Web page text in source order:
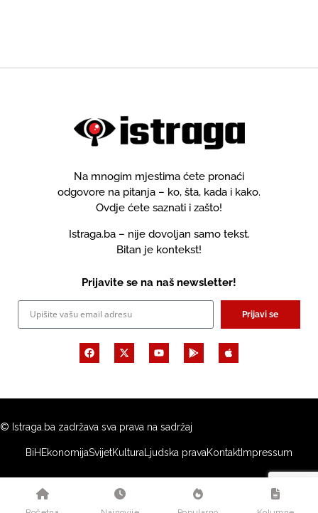
Na mnogim mjestima ćete pronaći
odgovore na pitanja – ko, šta, kada i kako.
Ovdje ćete saznati i zašto!
Istraga.ba – nije dovoljan samo tekst.
Bitan je kontekst!
Prijavite se na naš newsletter!
Prijavi se
© Istraga.ba zadržava sva prava na sadržaj
BiH EkonomijaSvijetKultura Ljudska pravaKontakt Impressum